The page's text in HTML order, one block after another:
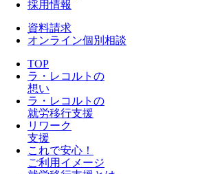
採用情報
資料請求
オンライン個別相談
TOP
ラ・レコルトの
想い
ラ・レコルトの
就労移行支援
リワーク
支援
これで安心！
ご利用イメージ